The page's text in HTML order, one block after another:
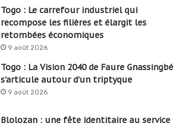
Togo : Le carrefour industriel qui
recompose les filières et élargit les
retombées économiques
9 août 2026
Togo : La Vision 2040 de Faure Gnassingbé
s’articule autour d’un triptyque
9 août 2026
Blolozan : une fête identitaire au service